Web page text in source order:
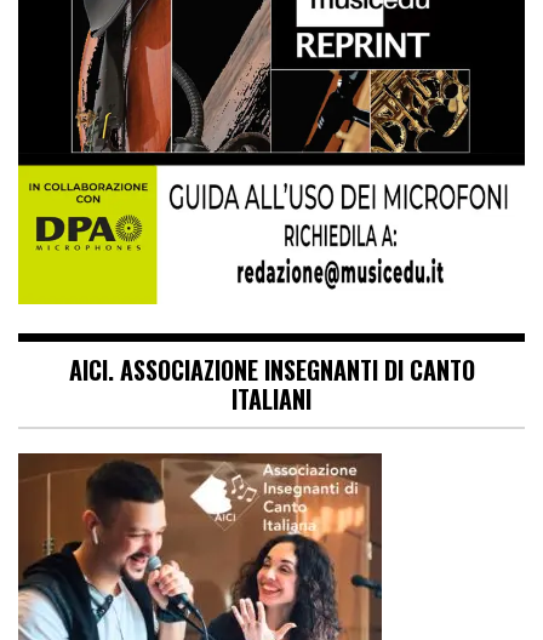
AICI. ASSOCIAZIONE INSEGNANTI DI CANTO
ITALIANI